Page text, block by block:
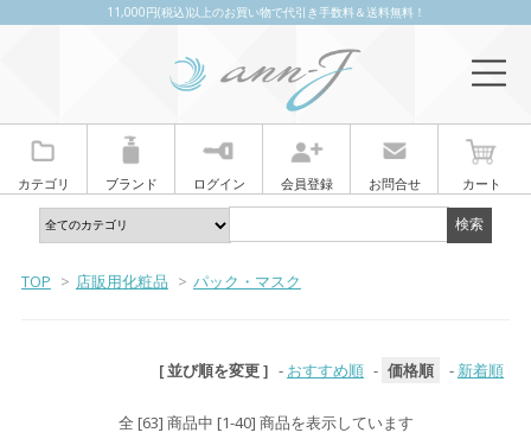
11,000円(税込)以上のお買い物で代引き手数料＆送料無料！
カテゴリ ブランド ログイン 会員登録 お問合せ カート
TOP > 店販用化粧品 > パック・マスク
[ 並び順を変更 ] - おすすめ順 - 価格順 - 新着順
全 [63] 商品中 [1-40] 商品を表示しています